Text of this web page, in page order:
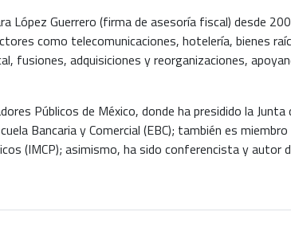
López Guerrero (firma de asesoría fiscal) desde
como telecomunicaciones, hotelería, bienes
fusiones, adquisiciones y reorganizaciones,
Públicos de México, donde ha presidido la
Bancaria y Comercial (EBC); también es
(IMCP); asimismo, ha sido conferencista y autor